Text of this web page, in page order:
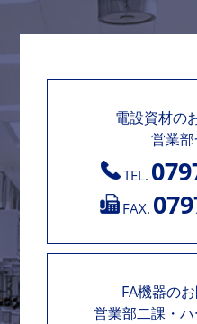
電設資材の
営業
TEL.
FAX.
FA機器の
営業部二課・